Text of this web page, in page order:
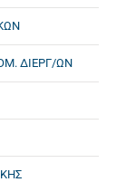
ΔΙΕΡΓ/ΩΝ